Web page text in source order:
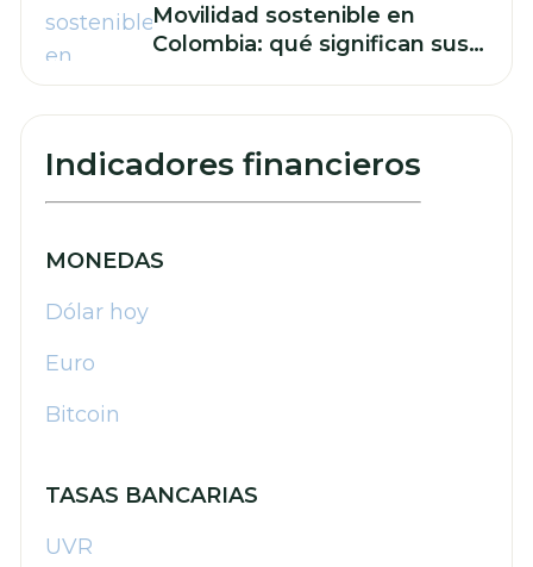
Movilidad sostenible en
Colombia: qué significan sus
Indicadores financieros
MONEDAS
Dólar hoy
Euro
Bitcoin
TASAS BANCARIAS
UVR